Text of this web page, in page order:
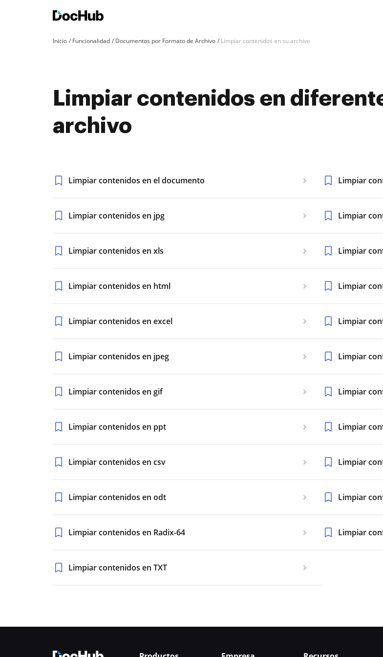
Inicio Funcionalidad Documentos por Formato de Archivo Limpiar contenidos en su archivo
Limpiar contenidos en
archivo
Limpiar contenidos en el documento Limpiar
Limpiar contenidos en jpg Limpiar
Limpiar contenidos en xls Limpiar
Limpiar contenidos en html Limpiar
Limpiar contenidos en excel Limpiar
Limpiar contenidos en jpeg Limpiar
Limpiar contenidos en gif Limpiar
Limpiar contenidos en ppt Limpiar
Limpiar contenidos en csv Limpiar
Limpiar contenidos en odt Limpiar
Limpiar contenidos en Radix-64 Limpiar
Limpiar contenidos en TXT